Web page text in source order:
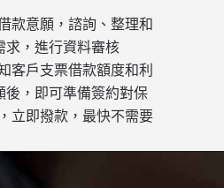
款意願，諮詢、整理和
求，進行資料審核
客戶支票借款額度和利
後，即可準備簽約對保
立即撥款，最快不需要